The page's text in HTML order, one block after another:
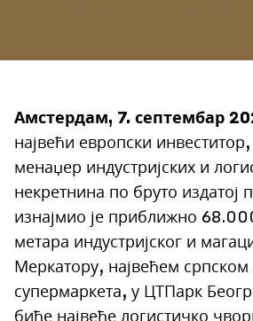
Амстердам, 7. септембар
највећи европски
менаџер индустријских и
некретнина по бруто
изнајмио је приближно
метара индустријског и
Меркатору, највећем српском
супермаркета, у ЦТПарк
биће највеће логистичко